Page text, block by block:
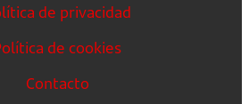
de privacidad
de cookies
Contacto